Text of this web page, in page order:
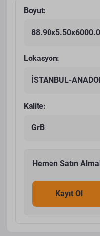
Boyut:
Lokasyon:
İSTANBUL-
Kalite:
GrB
Hemen Satın
Kayıt Ol